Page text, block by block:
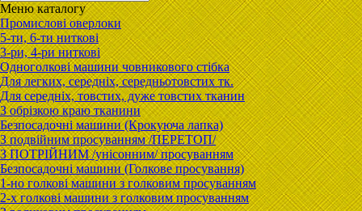
Менюкаталогу
Промислові оверлоки
5-ти, 6-ти ниткові
3-ри, 4-ри ниткові
Одноголкові машини човникового стібка
Для легких, середніх, середньотовстих тк.
Для середніх, товстих, дуже товстих тканин
З обрізкою краю тканини
Безпосадочні машини (Крокуюча лапка)
З подвійним просуванням /ПЕРЕТОП/
З ПОТРІЙНИМ /унісонним/ просуванням
Безпосадочні машини (Голкове просування)
1-но голкові машини з голковим просуванням
2-х голкові машини з голковим просуванням